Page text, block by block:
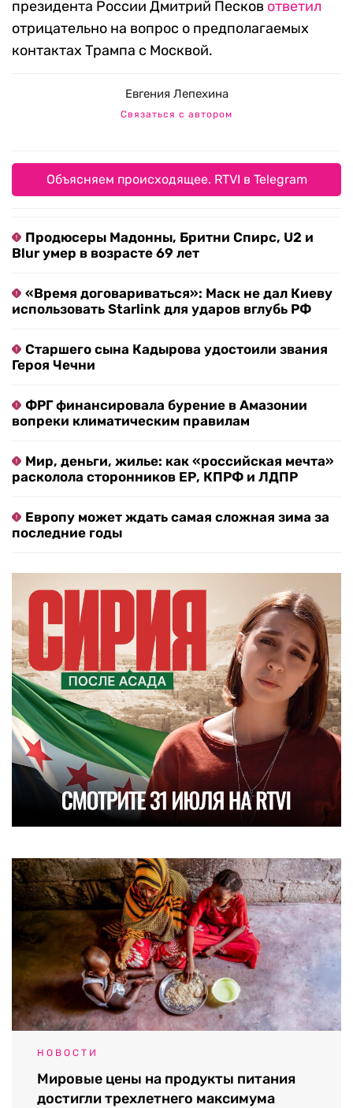
президента России Дмитрий Песков ответил
отрицательно на вопрос о предполагаемых
контактах Трампа с Москвой.
Евгения Лепехина
Связаться с автором
Объясняем происходящее. RTVI в Telegram
Продюсеры Мадонны, Бритни Спирс, U2 и
Blur умер в возрасте 69 лет
«Время договариваться»: Маск не дал Киеву
использовать Starlink для ударов вглубь РФ
Старшего сына Кадырова удостоили звания
Героя Чечни
ФРГ финансировала бурение в Амазонии
вопреки климатическим правилам
Мир, деньги, жилье: как «российская мечта»
расколола сторонников ЕР, КПРФ и ЛДПР
Европу может ждать самая сложная зима за
последние годы
НОВОСТИ
Мировые цены на продукты питания
достигли трехлетнего максимума